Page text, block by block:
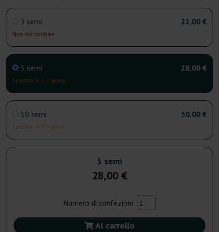
3 semi
Non disponibile
22,00 €
5 semi
Spedito in 3-7 giorni
28,00 €
10 semi
Spedito in 3-7 giorni
50,00 €
5 semi
28,00 €
Numero di confezioni:
Al carrello